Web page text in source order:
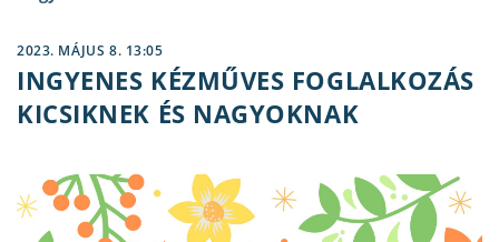
2023. MÁJUS 8. 13:05
INGYENES KÉZMŰVES FOGLALKOZÁS
KICSIKNEK ÉS NAGYOKNAK